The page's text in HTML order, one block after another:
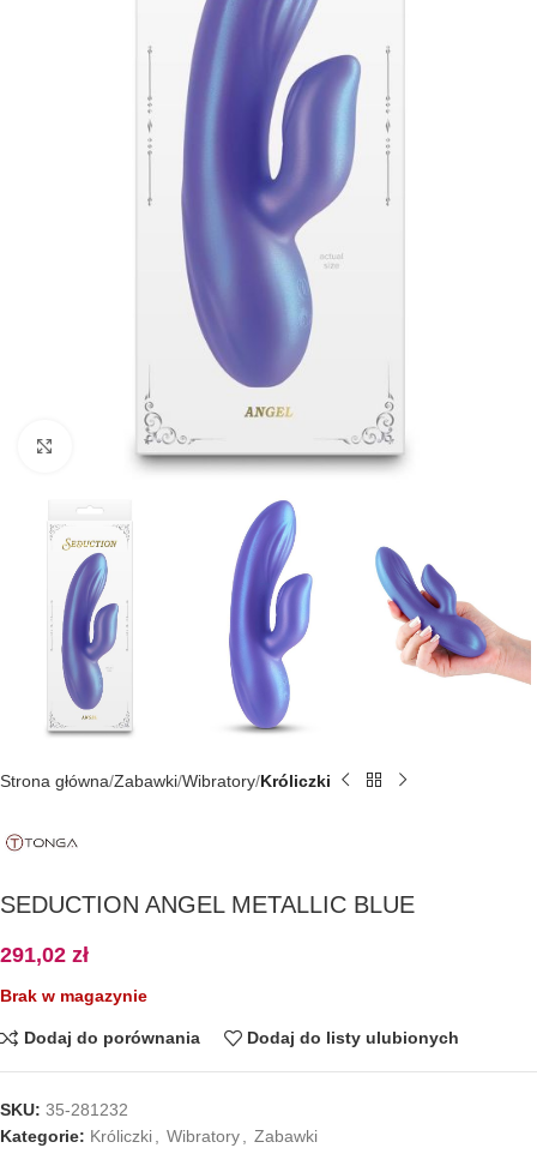
Kliknij, aby powiększyć
Strona główna Zabawki Wibratory Króliczki
SEDUCTION ANGEL METALLIC BLUE
291,02 zł
Brak w magazynie
Dodaj do porównania Dodaj do listy ulubionych
SKU: 35-281232
Kategorie: Króliczki Wibratory Zabawki